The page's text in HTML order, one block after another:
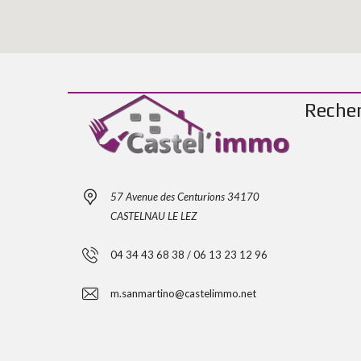
57 Avenue des Centurions 34170
CASTELNAU LE LEZ
04 34 43 68 38 / 06 13 23 12 96
m.sanmartino@castelimmo.net